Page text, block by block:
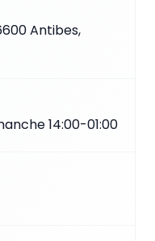
Antibes,
14:00-01:00